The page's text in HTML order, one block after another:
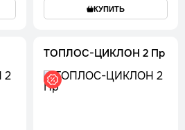
КУПИТЬ
ТОПЛОС-ЦИКЛОН 2 Пр